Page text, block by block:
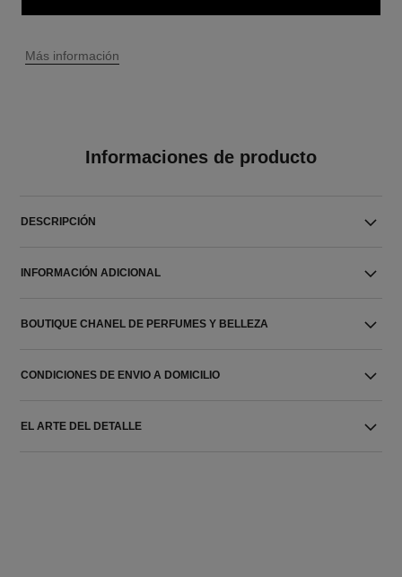
↩
Más información
Informaciones de producto
DESCRIPCIÓN
INFORMACIÓN ADICIONAL
BOUTIQUE CHANEL DE PERFUMES Y BELLEZA
CONDICIONES DE ENVIO A DOMICILIO
EL ARTE DEL DETALLE